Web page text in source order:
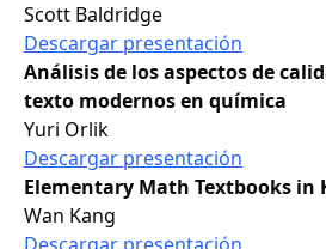
Scott Baldridge
Descargar presentación
Análisis de los aspectos de
texto modernos en química
Yuri Orlik
Descargar presentación
Elementary Math Textbooks in
Wan Kang